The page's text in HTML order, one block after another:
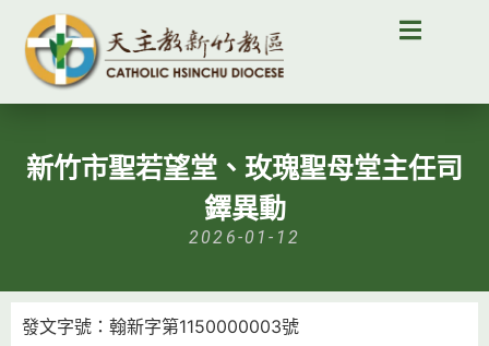
新竹市聖若望堂、玫瑰聖母堂主任司
鐸異動
2026-01-12
發文字號：翰新字第1150000003號